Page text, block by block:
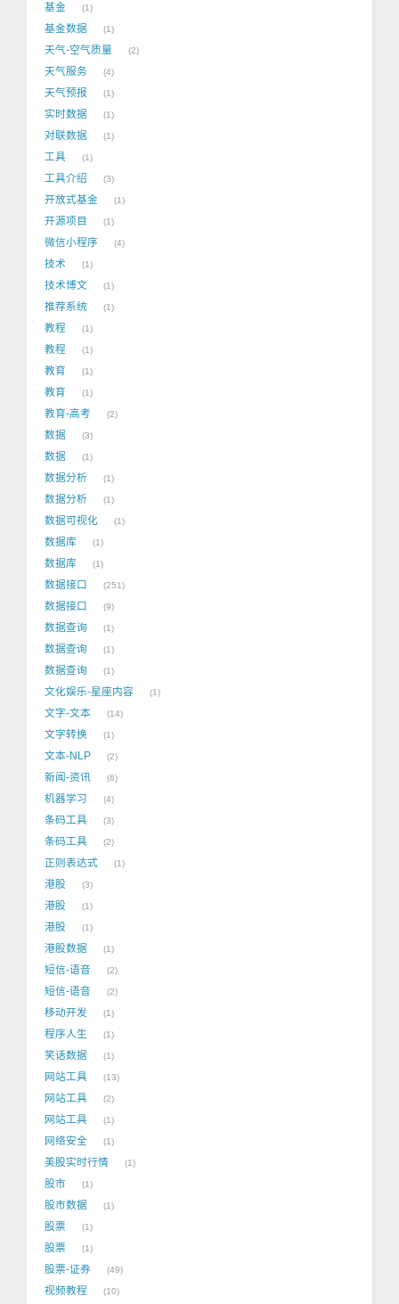
基金 1
基金数据 1
天气-空气质量 2
天气服务 4
天气预报 1
实时数据 1
对联数据 1
工具 1
工具介绍 3
开放式基金 1
开源项目 1
微信小程序 4
技术 1
技术博文 1
推荐系统 1
教程 1
教程 1
教育 1
教育 1
教育-高考 2
数据 3
数据 1
数据分析 1
数据分析 1
数据可视化 1
数据库 1
数据库 1
数据接口 251
数据接口 9
数据查询 1
数据查询 1
数据查询 1
文化娱乐-星座内容 1
文字-文本 14
文字转换 1
文本-NLP 2
新闻-资讯 6
机器学习 4
条码工具 3
条码工具 2
正则表达式 1
港股 3
港股 1
港股 1
港股数据 1
短信-语音 2
短信-语音 2
移动开发 1
程序人生 1
笑话数据 1
网站工具 13
网站工具 2
网站工具 1
网络安全 1
美股实时行情 1
股市 1
股市数据 1
股票 1
股票 1
股票-证券 49
视频教程 10